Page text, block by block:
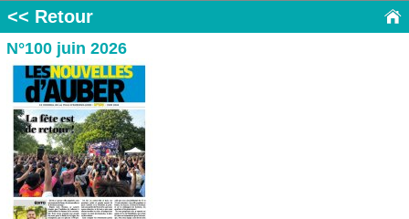
<< Retour
N°100 juin 2026